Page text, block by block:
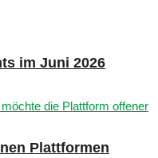
im Juni 2026
Plattformen